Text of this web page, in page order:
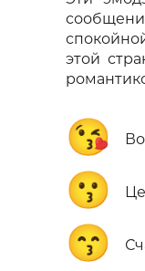
этой
😘
😗
😙